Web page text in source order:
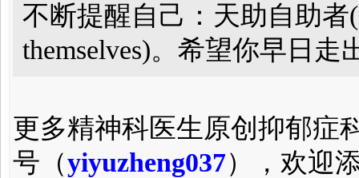
不断提醒自己：天助自助者
themselves)。希望你早日走
更多精神科医生原创抑郁症
号（yiyuzheng037），欢迎